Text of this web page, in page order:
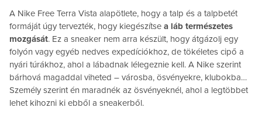
A Nike Free Terra Vista alapötlete, hogy a talp és a talpbetét
formáját úgy tervezték, hogy kiegészítse a láb természetes
mozgását. Ez a sneaker nem arra készült, hogy átgázolj egy
folyón vagy egyéb nedves expedíciókhoz, de tökéletes cipő a
nyári túrákhoz, ahol a lábadnak lélegeznie kell. A Nike szerint
bárhová magaddal viheted – városba, ösvényekre, klubokba…
Személy szerint én maradnék az ösvényeknél, ahol a legtöbbet
lehet kihozni ki ebből a sneakerből.